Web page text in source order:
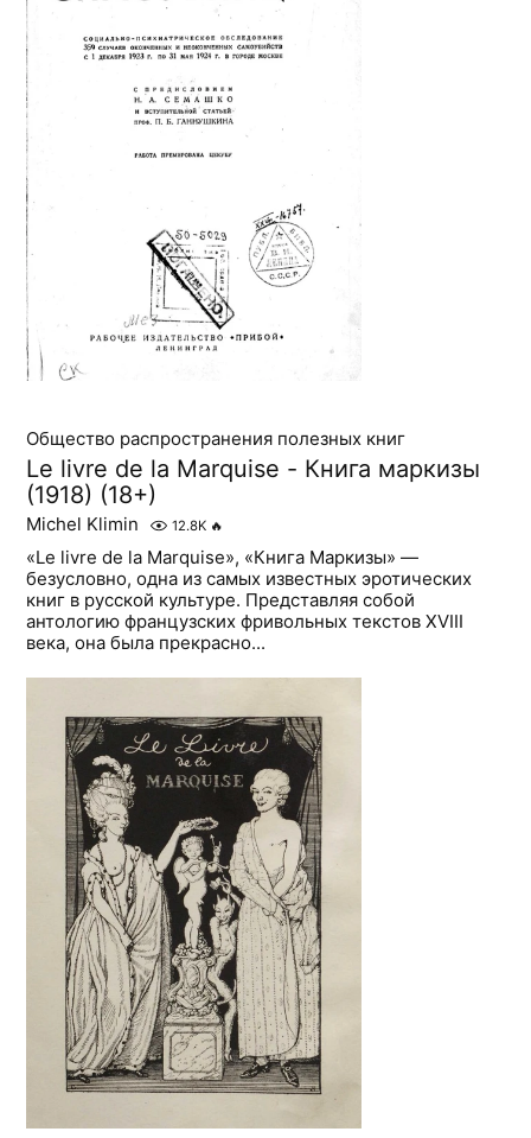
Общество распространения полезных книг
Le livre de la Marquise - Книга маркизы
(1918) (18+)
Michel Klimin 12.8K 🔥
«Le livre de la Marquise», «Книга Маркизы» —
безусловно, одна из самых известных эротических
книг в русской культуре. Представляя собой
антологию французских фривольных текстов XVIII
века, она была прекрасно...